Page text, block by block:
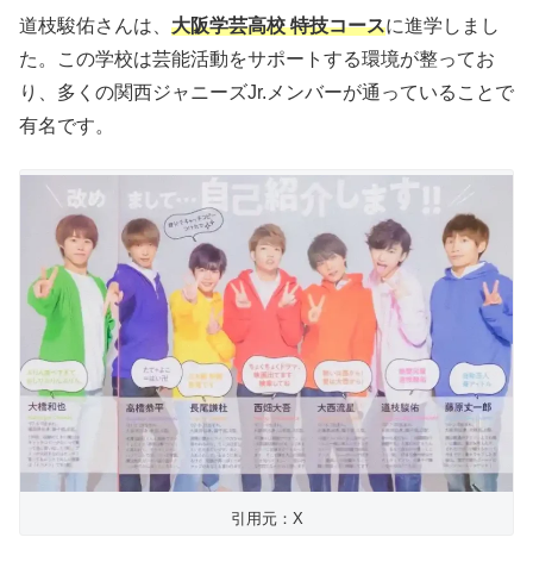
道枝駿佑さんは、 大阪学芸高校 特技コースに進学しまし
た。この学校は芸能活動をサポートする環境が整ってお
り、多くの関西ジャニーズJr.メンバーが通っていることで
有名です。
引用元：X